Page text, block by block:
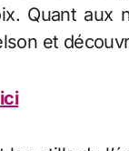
Quant
et
ici